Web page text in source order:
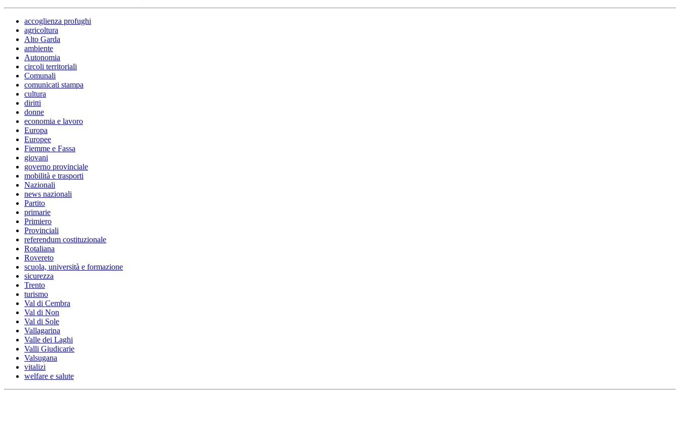
accoglienza profughi
agricoltura
Alto Garda
ambiente
Autonomia
circoli territoriali
Comunali
comunicati stampa
cultura
diritti
donne
economia e lavoro
Europa
Europee
Fiemme e Fassa
giovani
governo provinciale
mobilità e trasporti
Nazionali
news nazionali
Partito
primarie
Primiero
Provinciali
referendum costituzionale
Rotaliana
Rovereto
scuola, università e formazione
sicurezza
Trento
turismo
Val di Cembra
Val di Non
Val di Sole
Vallagarina
Valle dei Laghi
Valli Giudicarie
Valsugana
vitalizi
welfare e salute